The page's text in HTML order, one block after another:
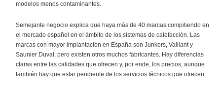
modelos menos contaminantes.
Semejante negocio explica que haya más de 40 marcas compitiendo en
el mercado español en el ámbito de los sistemas de calefacción. Las
marcas con mayor implantación en España son Junkers, Vaillant y
Saunier Duval, pero existen otros muchos fabricantes. Hay diferencias
claras entre las calidades que ofrecen y, por ende, los precios, aunque
también hay que estar pendiente de los servicios técnicos que ofrecen.